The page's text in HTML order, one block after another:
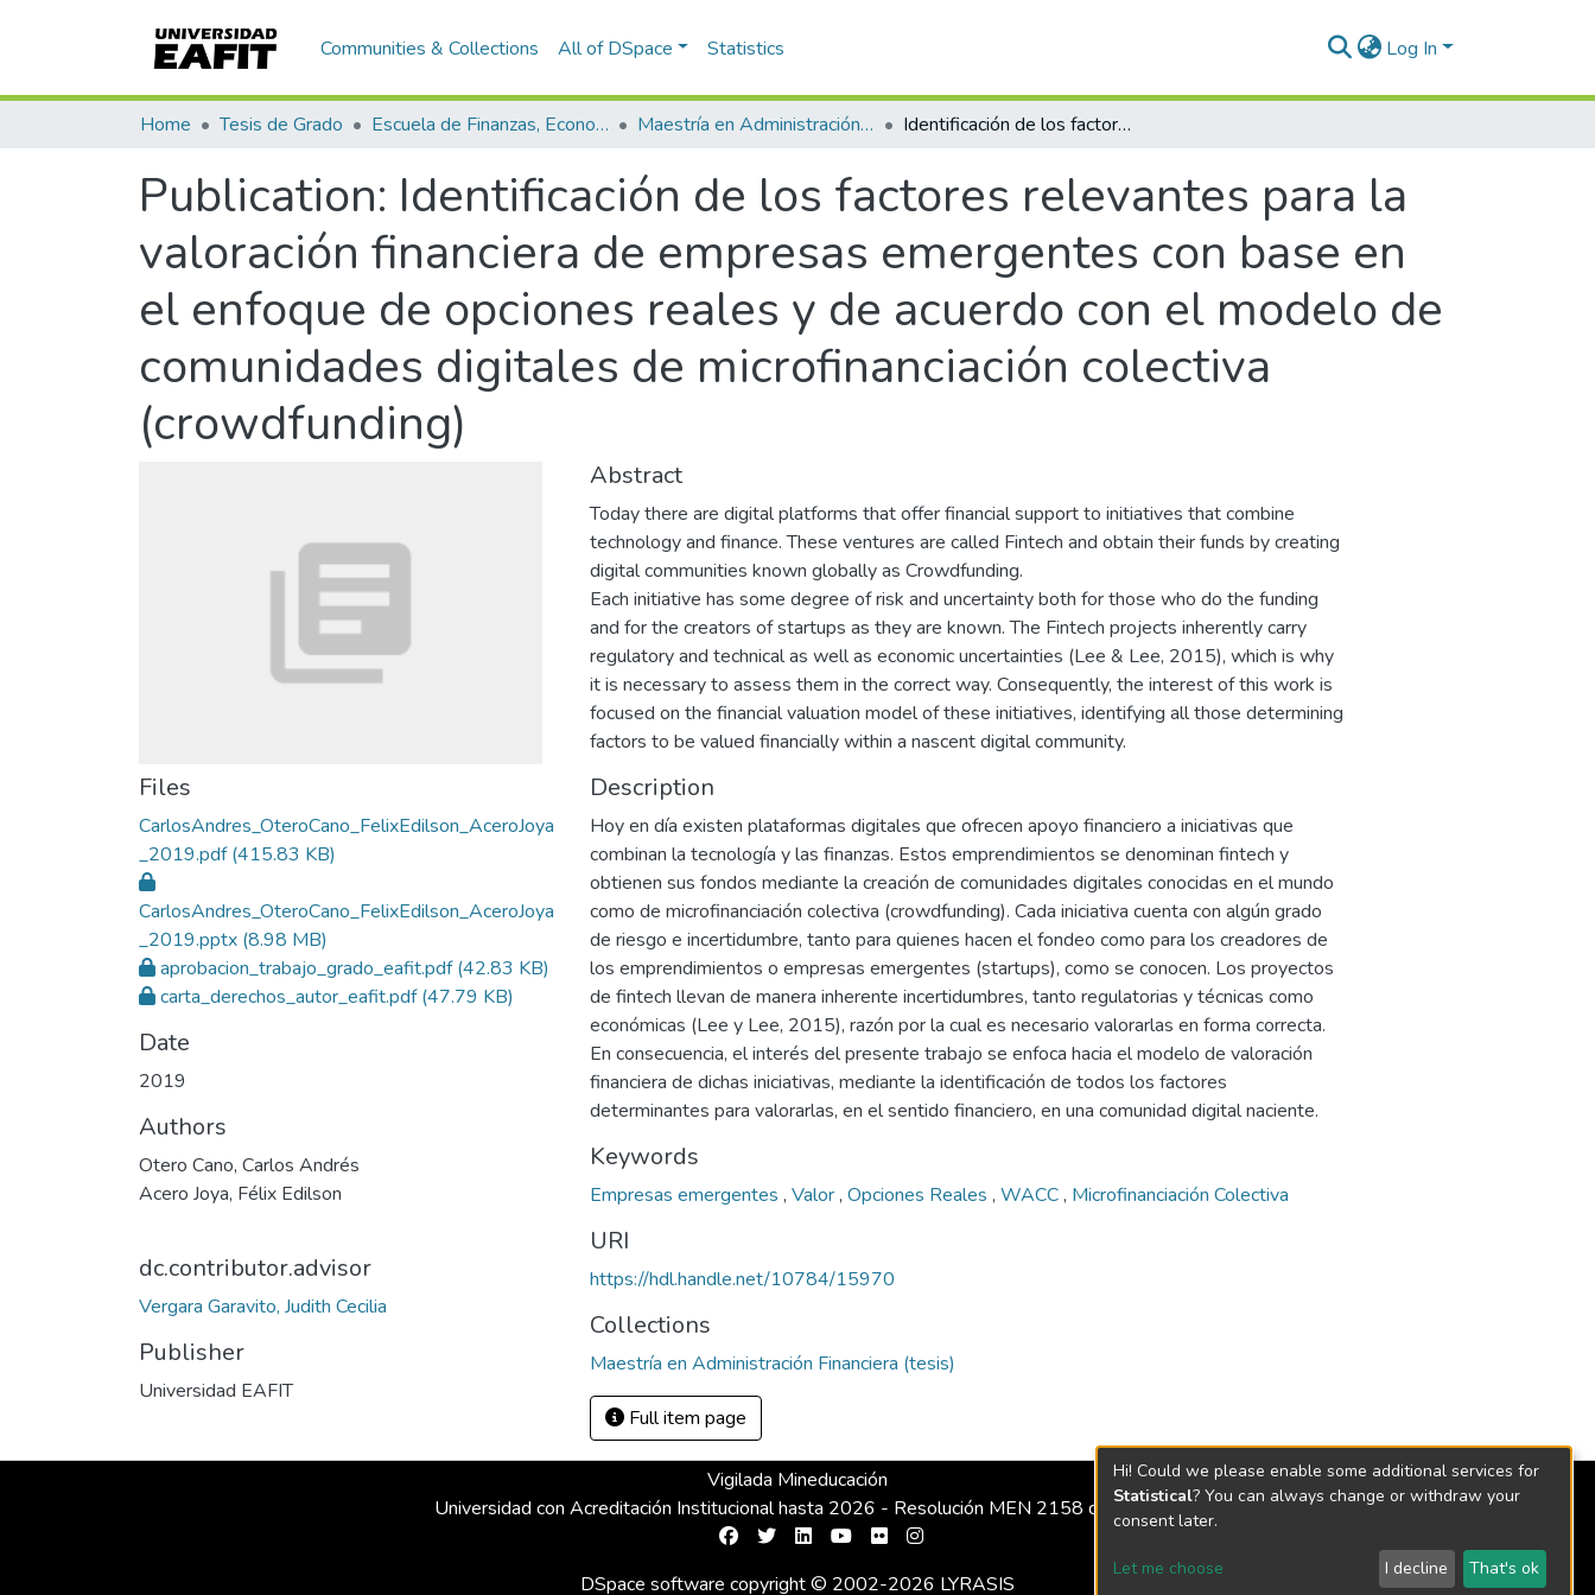
Communities & Collections All of DSpace Statistics Log In
Home Tesis de Grado Escuela de Finanzas, Economía y Gobierno Maestría en Administración Financiera (tesis) Identificación de los factores relevantes para la valoración financiera de empresas emergentes con base en el enfoque de opciones reales y de acuerdo con el modelo de comunidades digitales de microfinanciación colectiva (crowdfunding)
Publication: Identificación de los factores relevantes para la
valoración financiera de empresas emergentes con base en
el enfoque de opciones reales y de acuerdo con el modelo de
comunidades digitales de microfinanciación colectiva
(crowdfunding)
Files
CarlosAndres_OteroCano_FelixEdilson_AceroJoya
_2019.pdf(415.83 KB)
CarlosAndres_OteroCano_FelixEdilson_AceroJoya
_2019.pptx (8.98 MB)
aprobacion_trabajo_grado_eafit.pdf(42.83 KB)
carta_derechos_autor_eafit.pdf(47.79 KB)
Date
2019
Authors
Otero Cano, Carlos Andrés
Acero Joya, Félix Edilson
dc.contributor.advisor
Vergara Garavito, Judith Cecilia
Publisher
Universidad EAFIT
Abstract
Today there are digital platforms that offer financial support to initiatives that combine
technology and finance. These ventures are called Fintech and obtain their funds by creating
digital communities known globally as Crowdfunding.
Each initiative has some degree of risk and uncertainty both for those who do the funding
and for the creators of startups as they are known. The Fintech projects inherently carry
regulatory and technical as well as economic uncertainties (Lee & Lee, 2015), which is why
it is necessary to assess them in the correct way. Consequently, the interest of this work is
focused on the financial valuation model of these initiatives, identifying all those determining
factors to be valued financially within a nascent digital community.
Description
Hoy en día existen plataformas digitales que ofrecen apoyo financiero a iniciativas que
combinan la tecnología y las finanzas. Estos emprendimientos se denominan fintech y
obtienen sus fondos mediante la creación de comunidades digitales conocidas en el mundo
como de microfinanciación colectiva (crowdfunding). Cada iniciativa cuenta con algún grado
de riesgo e incertidumbre, tanto para quienes hacen el fondeo como para los creadores de
los emprendimientos o empresas emergentes (startups), como se conocen. Los proyectos
de fintech llevan de manera inherente incertidumbres, tanto regulatorias y técnicas como
económicas (Lee y Lee, 2015), razón por la cual es necesario valorarlas en forma correcta.
En consecuencia, el interés del presente trabajo se enfoca hacia el modelo de valoración
financiera de dichas iniciativas, mediante la identificación de todos los factores
determinantes para valorarlas, en el sentido financiero, en una comunidad digital naciente.
Keywords
Empresas emergentes , Valor, Opciones Reales , WACC, Microfinanciación Colectiva
URI
https://hdl.handle.net/10784/15970
Collections
Maestría en Administración Financiera (tesis)
Full item page
Vigilada Mineducación
Universidad con Acreditación Institucional hasta 2026 - Resolución MEN 2158 de 2018
DSpace software copyright © 2002-2026 LYRASIS
Hi! Could we please enable some additional services for
Statistical? You can always change or withdraw your
consent later.
Let me choose I decline That's ok